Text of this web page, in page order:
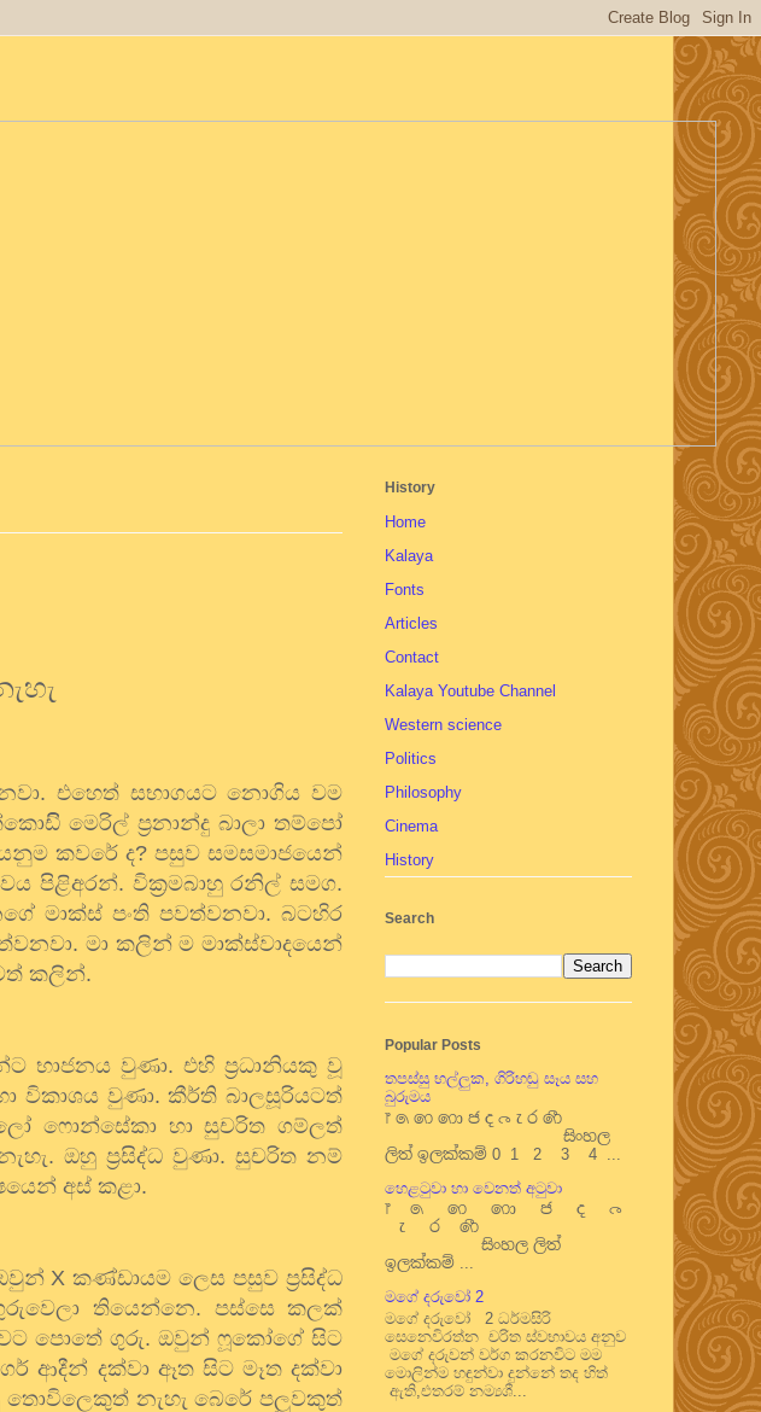
.එහෙත් සභාගයට නොගිය වම
මෙරිල් ප්‍රනාන්දු බාලා තම්පෝ
කවරේ ද? පසුව සමසමාජයෙන්
පිළිඅරන්. වික්‍රමබාහු රනිල් සමග.
මාක්ස් පංති පවත්වනවා.බටහිර
. මා කලින් ම මාක්ස්වාදයෙන්
කලින්.
භාජනය වුණා. එහි ප්‍රධානියකු වූ
විකාශය වුණා.කීර්ති බාලසූරියටත්
ෆොන්සේකා හා සුචරිත ගම්ලත්
.ඔහු ප්‍රසිද්ධ වුණා.සුචරිත නම්
අස් කළා.
Xකණ්ඩායම ලෙස පසුව ප්‍රසිද්ධ
තියෙන්නෙ. පස්සෙ කලක්
පොතේ ගුරු. ඔවුන් ෆූකෝගේ සිට
ආදීන් දක්වා ඈත සිට මෑත දක්වා
තොවිලෙකුත් නැහැ බෙරේ පලුවකුත්
History
Home
Kalaya
Fonts
Articles
Contact
Kalaya Youtube Channel
Western science
Politics
Philosophy
Cinema
History
Search
Popular Posts
තපස්සු භල්ලුක, ගිරිහඬු සෑය සහ
බුරුමය
෦ ෧ ෨ ෩ ෪ ෫ ෬ ෭ ෮ ෯
සිංහල
ලිත් ඉලක්කම් 0 1 2 3 4 ...
හෙළටුවා හා වෙනත් අටුවා
෦ ෧ ෨ ෩ ෪ ෫ ෬
෭ ෮ ෯
සිංහල ලිත්
ඉලක්කම් ...
මගේ දරුවෝ 2
මගේ දරුවෝ 2 ධර්මසිරි
සෙනෙවිරත්න චරිත ස්වභාවය අනුව
මගේ දරුවන් වර්ග කරනවිට මම
මොලින්ම හඳුන්වා දුන්නේ තද හිත්
ඇති,එතරම් නම්‍යශී...